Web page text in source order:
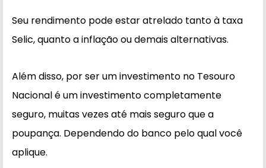
Seu rendimento pode estar atrelado tanto à taxa
Selic, quanto a inflação ou demais alternativas.
Além disso, por ser um investimento no Tesouro
Nacional é um investimento completamente
seguro, muitas vezes até mais seguro que a
poupança. Dependendo do banco pelo qual você
aplique.